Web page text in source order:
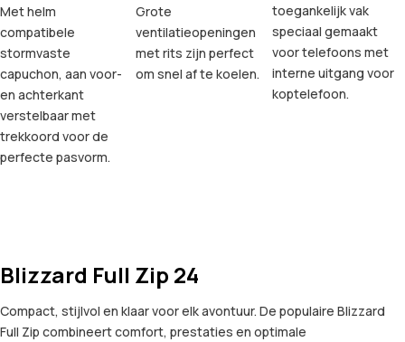
Met helm
compatibele
stormvaste
capuchon, aan voor-
en achterkant
verstelbaar met
trekkoord voor de
perfecte pasvorm.
Grote
ventilatieopeningen
met rits zijn perfect
om snel af te koelen.
toegankelijk vak
speciaal gemaakt
voor telefoons met
interne uitgang voor
koptelefoon.
Blizzard Full Zip 24
Compact, stijlvol en klaar voor elk avontuur. De populaire Blizzard
Full Zip combineert comfort, prestaties en optimale